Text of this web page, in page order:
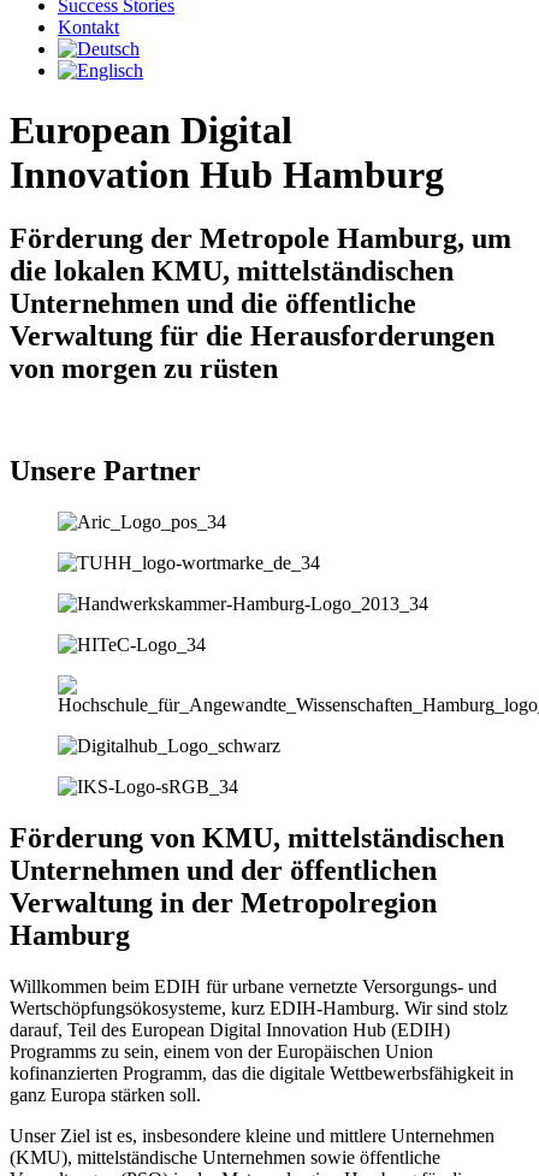
Success Stories
Kontakt
European Digital
Innovation Hub Hamburg
Förderung der Metropole Hamburg, um
die lokalen KMU, mittelständischen
Unternehmen und die öffentliche
Verwaltung für die Herausforderungen
von morgen zu rüsten
Unsere Partner
Förderung von KMU, mittelständischen
Unternehmen und der öffentlichen
Verwaltung in der Metropolregion
Hamburg
Willkommen beim EDIH für urbane vernetzte Versorgungs- und
Wertschöpfungsökosysteme, kurz EDIH-Hamburg. Wir sind stolz
darauf, Teil des European Digital Innovation Hub (EDIH)
Programms zu sein, einem von der Europäischen Union
kofinanzierten Programm, das die digitale Wettbewerbsfähigkeit in
ganz Europa stärken soll.
Unser Ziel ist es, insbesondere kleine und mittlere Unternehmen
(KMU), mittelständische Unternehmen sowie öffentliche